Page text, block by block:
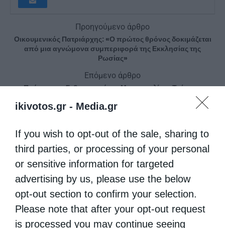
ikivotos.gr - Media.gr
If you wish to opt-out of the sale, sharing to
third parties, or processing of your personal
or sensitive information for targeted
advertising by us, please use the below
opt-out section to confirm your selection.
Please note that after your opt-out request
is processed you may continue seeing
Προηγούμενο άρθρο
Οικουμενικός Πατριάρχης: «Ο πρώτος θρόνος δοκιμάζεται
από μια αγνώμονα συμπεριφορά της Εκκλησίας της
Ρωσίας»
Επόμενο άρθρο
Πρόγραμμα Σεβασμιωτάτου Μητροπολίτου Τρίκκης,
Γαρδικίου και Πύλης κ. Χρυσοστόμου από 30 Οκτωβρίου
έως 5 Νοεμβρίου 2021
ΔΕΙΤΕ ΕΠΙΣΗΣ